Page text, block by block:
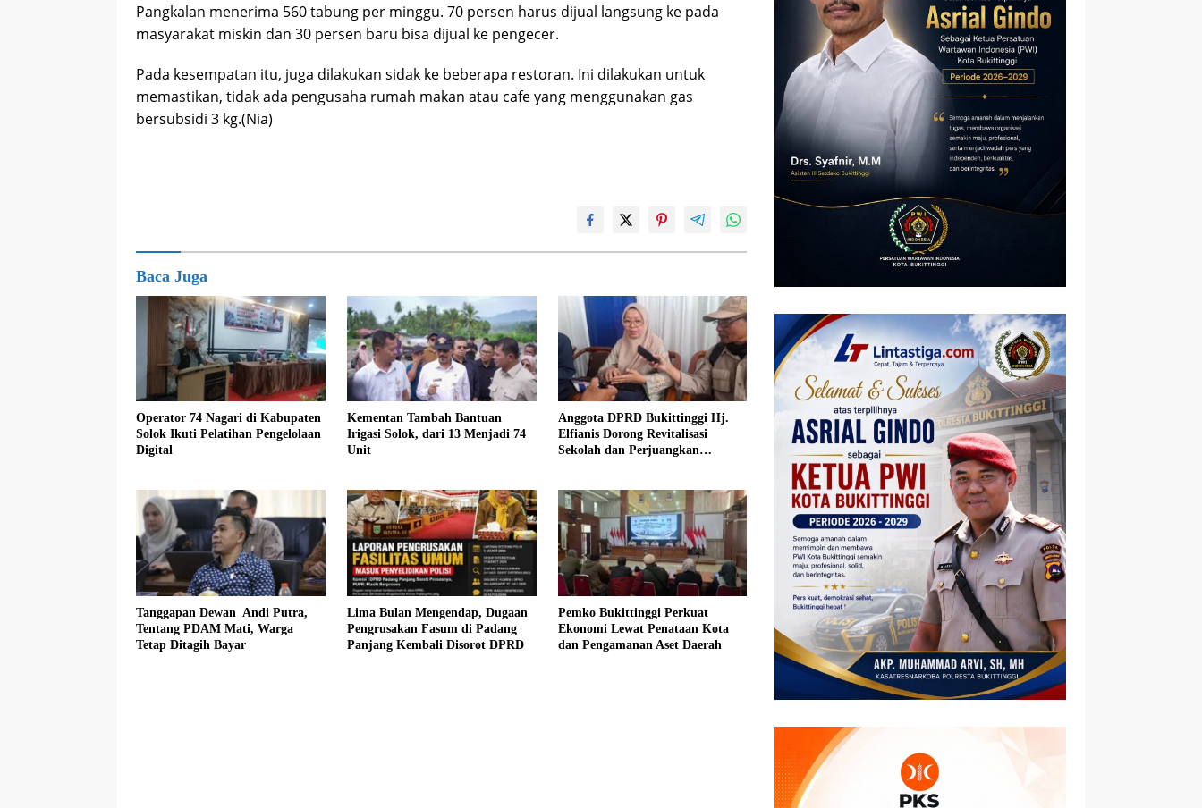
Pangkalan menerima 560 tabung per minggu. 70 persen harus dijual langsung ke pada
masyarakat miskin dan 30 persen baru bisa dijual ke pengecer.
Pada kesempatan itu, juga dilakukan sidak ke beberapa restoran. Ini dilakukan untuk
memastikan, tidak ada pengusaha rumah makan atau cafe yang menggunakan gas
bersubsidi 3 kg.(Nia)
Baca Juga
Operator 74 Nagari di Kabupaten
Solok Ikuti Pelatihan Pengelolaan
Digital
Kementan Tambah Bantuan
Irigasi Solok, dari 13 Menjadi 74
Unit
Anggota DPRD Bukittinggi Hj.
Elfianis Dorong Revitalisasi
Sekolah dan Perjuangkan
Tanggapan Dewan Andi Putra,
Tentang PDAM Mati, Warga
Tetap Ditagih Bayar
Lima Bulan Mengendap, Dugaan
Pengrusakan Fasum di Padang
Panjang Kembali Disorot DPRD
Pemko Bukittinggi Perkuat
Ekonomi Lewat Penataan Kota
dan Pengamanan Aset Daerah